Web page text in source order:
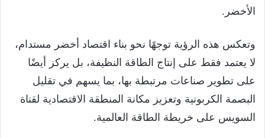
الأخضر.
وتعكس هذه الرؤية توجهًا نحو بناء اقتصاد أخضر مستدام،
لا يعتمد فقط على إنتاج الطاقة النظيفة، بل يركز أيضًا
على تطوير صناعات مرتبطة بها، بما يسهم في تقليل
البصمة الكربونية وتعزيز مكانة المنطقة الاقتصادية لقناة
السويس على خريطة الطاقة العالمية.